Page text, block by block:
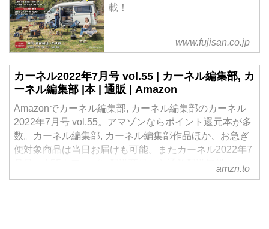
載！
www.fujisan.co.jp
カーネル2022年7月号 vol.55 | カーネル編集部, カ
ーネル編集部 |本 | 通販 | Amazon
Amazonでカーネル編集部, カーネル編集部のカーネル
2022年7月号 vol.55。アマゾンならポイント還元本が多
数。カーネル編集部, カーネル編集部作品ほか、お急ぎ
便対象商品は当日お届けも可能。またカーネル2022年7
amzn.to